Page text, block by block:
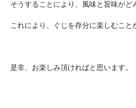
そうすることにより、風味と旨味がど
これにより、ぐじを存分に楽しむこと
是非、お楽しみ頂ければと思います。